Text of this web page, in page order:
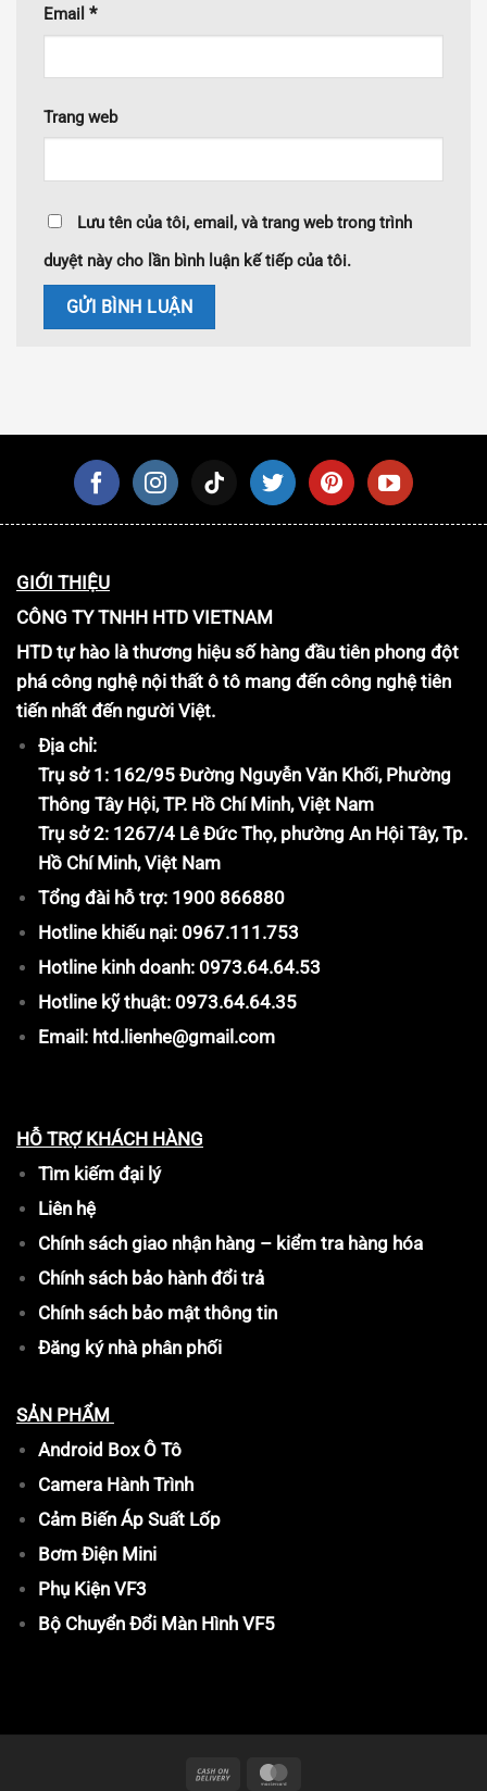
Email *
Trang web
Lưu tên của tôi, email, và trang web trong trình
duyệt này cho lần bình luận kế tiếp của tôi.
GIỚI THIỆU
CÔNG TY TNHH HTD VIETNAM
HTD tự hào là thương hiệu số hàng đầu tiên phong đột
phá công nghệ nội thất ô tô mang đến công nghệ tiên
tiến nhất đến người Việt.
Địa chỉ:
Trụ sở 1: 162/95 Đường Nguyễn Văn Khối, Phường
Thông Tây Hội, TP. Hồ Chí Minh, Việt Nam
Trụ sở 2: 1267/4 Lê Đức Thọ, phường An Hội Tây, Tp.
Hồ Chí Minh, Việt Nam
Tổng đài hỗ trợ: 1900 866880
Hotline khiếu nại: 0967.111.753
Hotline kinh doanh: 0973.64.64.53
Hotline kỹ thuật: 0973.64.64.35
Email: htd.lienhe@gmail.com
HỖ TRỢ KHÁCH HÀNG
Tìm kiếm đại lý
Liên hệ
Chính sách giao nhận hàng – kiểm tra hàng hóa
Chính sách bảo hành đổi trả
Chính sách bảo mật thông tin
Đăng ký nhà phân phối
SẢN PHẨM
Android Box Ô Tô
Camera Hành Trình
Cảm Biến Áp Suất Lốp
Bơm Điện Mini
Phụ Kiện VF3
Bộ Chuyển Đổi Màn Hình VF5